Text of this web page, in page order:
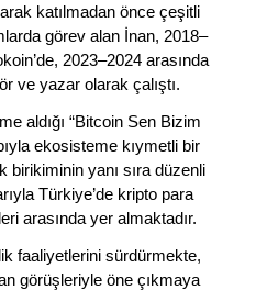
katılmadan önce çeşitli
görev alan İnan, 2018–
2023–2024 arasında
ve yazar olarak çalıştı.
aldığı “Bitcoin Sen Bizim
ekosisteme kıymetli bir
birikiminin yanı sıra düzenli
Türkiye’de kripto para
arasında yer almaktadır.
faaliyetlerini sürdürmekte,
görüşleriyle öne çıkmaya